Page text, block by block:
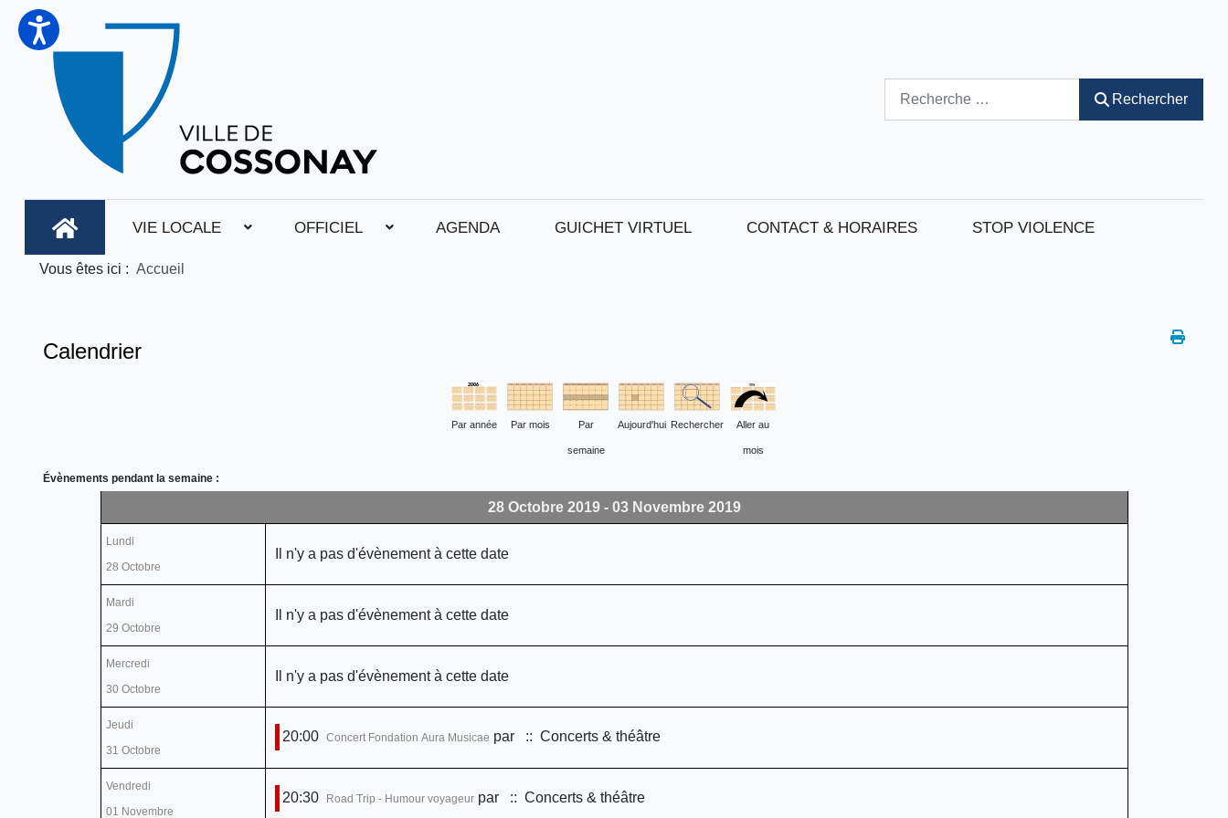
Rechercher
VIE LOCALE OFFICIEL AGENDA GUICHET VIRTUEL CONTACT & HORAIRES STOP VIOLENCE
Vous êtes ici : Accueil
Calendrier
Par année Par mois Par
semaine
Aujourd'hui Rechercher Aller au
mois
Évènements pendant la semaine :
28 Octobre 2019 - 03 Novembre 2019
Lundi
28 Octobre
Il n'y a pas d'évènement à cette date
Mardi
29 Octobre
Il n'y a pas d'évènement à cette date
Mercredi
30 Octobre
Il n'y a pas d'évènement à cette date
Jeudi
31 Octobre
20:00 Concert Fondation Aura Musicae par :: Concerts & théâtre
Vendredi
01 Novembre
20:30 Road Trip - Humour voyageurpar :: Concerts & théâtre